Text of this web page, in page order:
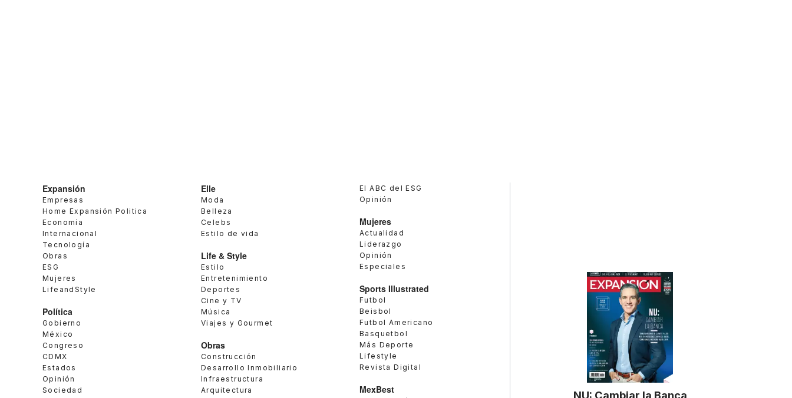
Expansión
Empresas
Home Expansión Politica
Economía
Internacional
Tecnología
Obras
ESG
Mujeres
LifeandStyle
Política
Gobierno
México
Congreso
CDMX
Estados
Opinión
Sociedad
Elle
Moda
Belleza
Celebs
Estilo de vida
Life & Style
Estilo
Entretenimiento
Deportes
Cine y TV
Música
Viajes y Gourmet
Obras
Construcción
Desarrollo Inmobiliario
Infraestructura
Arquitectura
El ABC del ESG
Opinión
Mujeres
Actualidad
Liderazgo
Opinión
Especiales
Sports Illustrated
Futbol
Beisbol
Futbol Americano
Basquetbol
Más Deporte
Lifestyle
Revista Digital
MexBest NU: Cambiar la Banca